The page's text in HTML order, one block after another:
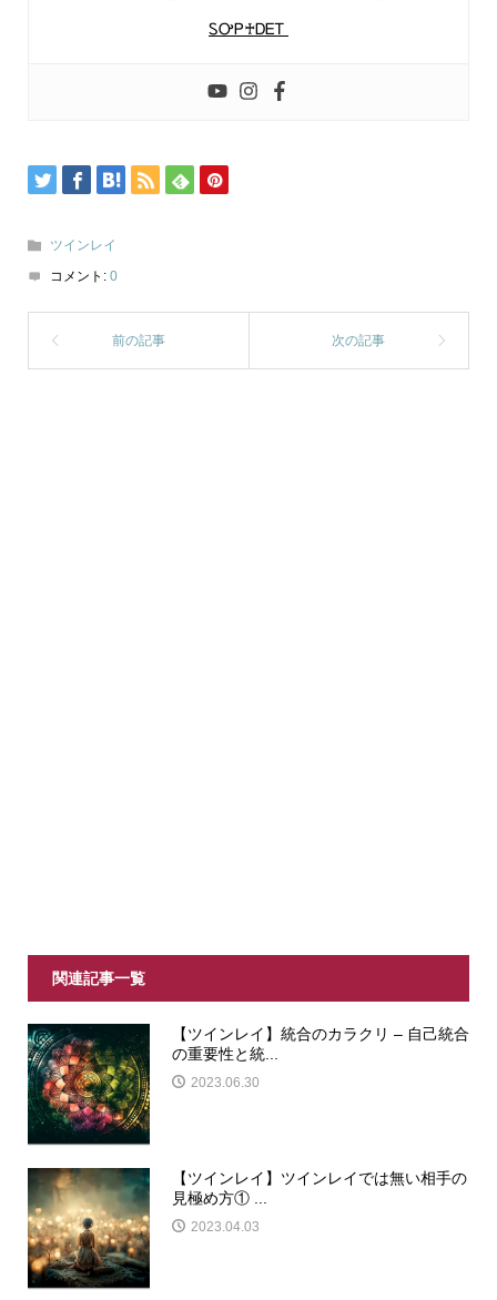
ᏚᎤᏢ♰ᎠᎬᎢ
ツインレイ
コメント: 0
関連記事一覧
【ツインレイ】統合のカラクリ – 自己統合
の重要性と統...
2023.06.30
【ツインレイ】ツインレイでは無い相手の
見極め方① ...
2023.04.03